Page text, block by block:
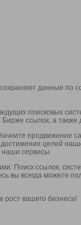
данные по
поисковых
ссылок, а также
продвижение
целей
сервисы.
Поиск ссылок,
вы всегда можете
рост вашего бизнеса!